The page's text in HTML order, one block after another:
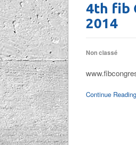
4th fib
2014
Non classé
Continue Reading